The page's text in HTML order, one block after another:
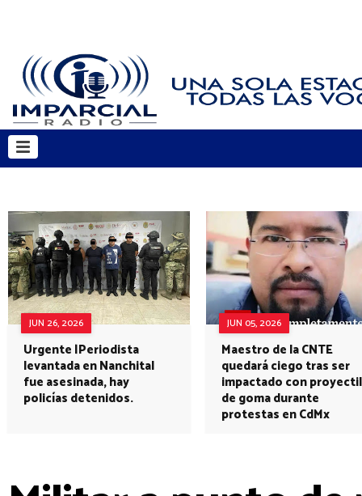
JUN 26, 2026
Urgente |Periodista
levantada en Nanchital
fue asesinada, hay
policías detenidos.
JUN 05, 2026
Maestro de la CNTE
quedará ciego tras ser
impactado con proyectil
de goma durante
protestas en CdMx